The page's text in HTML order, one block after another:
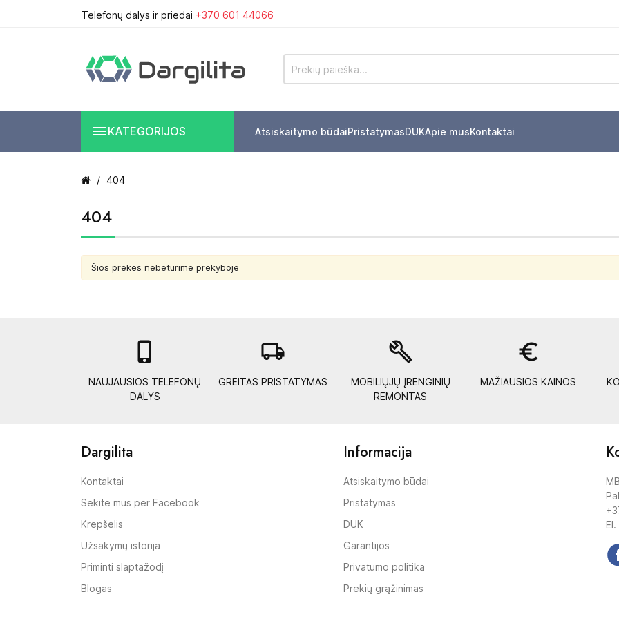
Telefonų dalys ir priedai +370 601 44066
 KATEGORIJOS Atsiskaitymo būdaiPristatymasDUKApie musKontaktai
404
404
Šios prekės nebeturime prekyboje

NAUJAUSIOS TELEFONŲ
DALYS
local_shipping
GREITAS PRISTATYMAS
build
MOBILIŲJŲ ĮRENGINIŲ
REMONTAS
euro_symbol
MAŽIAUSIOS KAINOS
Dargilita
Kontaktai
Sekite mus per Facebook
Krepšelis
Užsakymų istorija
Priminti slaptažodį
Blogas
Informacija
Atsiskaitymo būdai
Pristatymas
DUK
Garantijos
Privatumo politika
Prekių grąžinimas